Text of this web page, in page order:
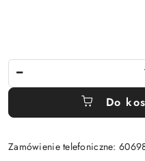
Do
Zamówienie telefoniczne: